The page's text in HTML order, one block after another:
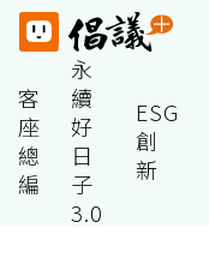
客
座
總
編
永
續
好
日
子
3.0
ESG
創
新